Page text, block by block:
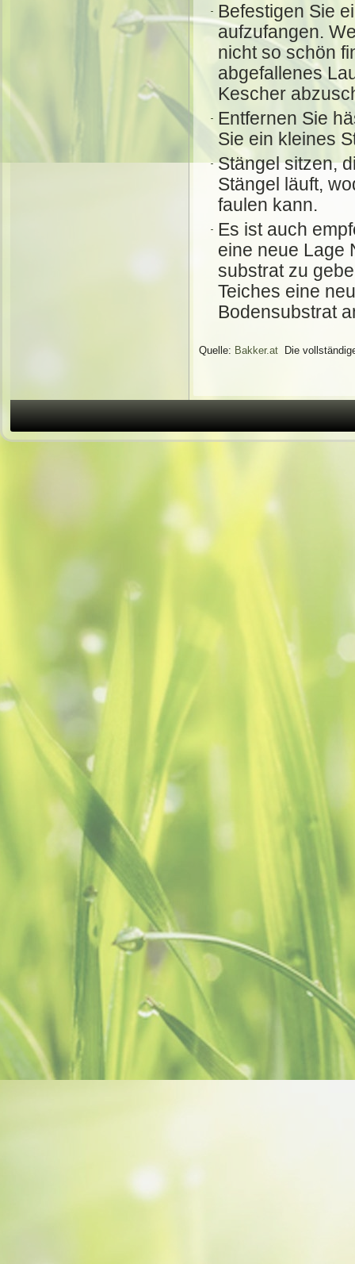
Befestigen Sie
aufzufangen.
nicht so schön
abgefallenes
Kescher
Entfernen Sie
Sie ein kleines
Stängel sitzen,
Stängel läuft,
faulen kann.
Es ist auch
eine neue Lage
substrat zu
Teiches eine
Bodensubstrat
Quelle: Bakker.at Die